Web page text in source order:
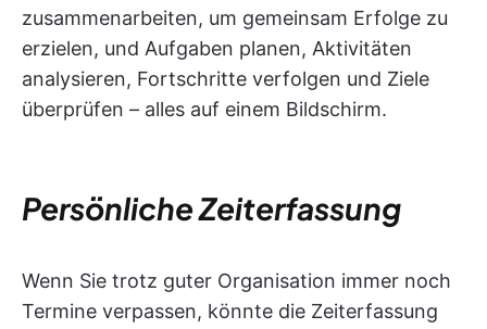
zusammenarbeiten, um gemeinsam Erfolge zu
erzielen, und Aufgaben planen, Aktivitäten
analysieren, Fortschritte verfolgen und Ziele
überprüfen – alles auf einem Bildschirm.
Persönliche Zeiterfassung
Wenn Sie trotz guter Organisation immer noch
Termine verpassen, könnte die Zeiterfassung